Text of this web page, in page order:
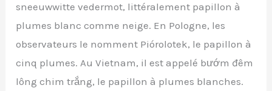
sneeuwwitte vedermot, littéralement papillon à
plumes blanc comme neige. En Pologne, les
observateurs le nomment Piórolotek, le papillon à
cinq plumes. Au Vietnam, il est appelé bướm đêm
lông chim trắng, le papillon à plumes blanches.